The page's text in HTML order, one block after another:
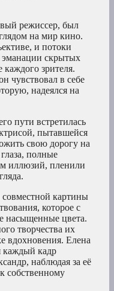
режиссер, был
на мир кино.
и потоки
эманации скрытых
каждого зрителя.
чувствовал в себе
надеялся на
пути встретилась
пытавшейся
свою дорогу на
полные
иллюзий, пленили
картины
которое с
насыщенные цвета.
творчества их
вдохновения. Елена
каждый кадр
наблюдая за её
собственному